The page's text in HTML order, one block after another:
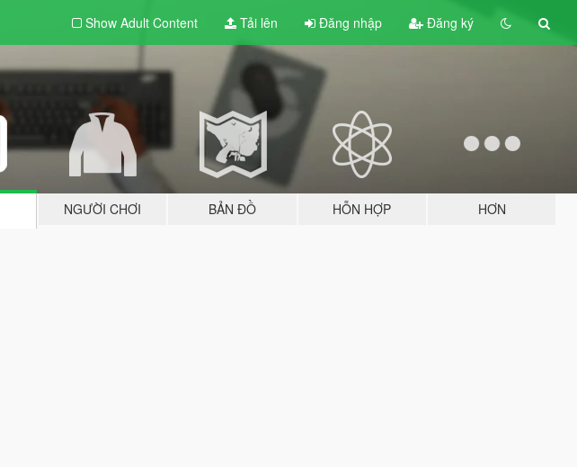
Show Adult Content Tải lên Đăng nhập Đăng ký
NGƯỜI CHƠI BẢN ĐỒ HỖN HỢP HƠN